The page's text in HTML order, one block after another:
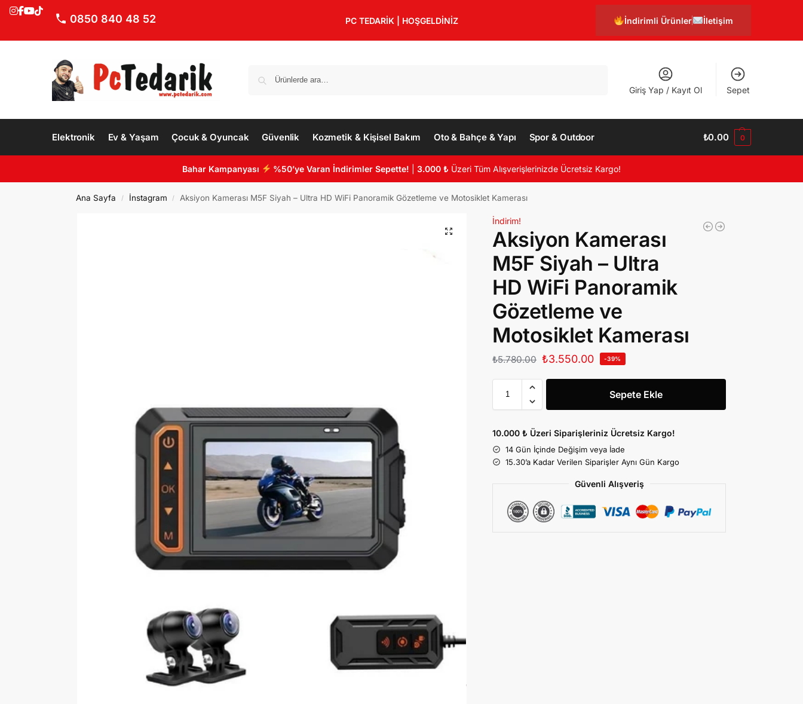
0850 840 48 52 PC TEDARİK | HOŞGELDİNİZ İndirimli Ürünler İletişim
Giriş Yap / Kayıt Ol Sepet
Elektronik Ev & Yaşam Çocuk & Oyuncak Güvenlik Kozmetik & Kişisel Bakım Oto & Bahçe & Yapı Spor & Outdoor ₺0.00 0
Bahar Kampanyası %50’ye Varan İndirimler Sepette! |3.000 ₺ Üzeri Tüm Alışverişlerinizde Ücretsiz Kargo!
Ana Sayfa / İnstagram / Aksiyon Kamerası M5F Siyah – Ultra HD WiFi Panoramik Gözetleme ve Motosiklet Kamerası
İndirim!
Aksiyon Kamerası
M5F Siyah – Ultra
HD WiFi Panoramik
Gözetleme ve
Motosiklet Kamerası
₺5.780.00 ₺3.550.00 -39%
Sepete Ekle
10.000 ₺ Üzeri Siparişleriniz Ücretsiz Kargo!
14 Gün İçinde Değişim veya İade
15.30’a Kadar Verilen Siparişler Aynı Gün Kargo
Güvenli Alışveriş